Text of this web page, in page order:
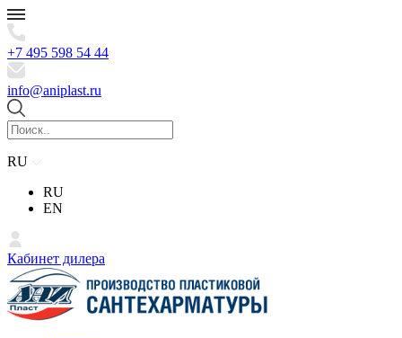
+7 495 598 54 44
info@aniplast.ru
RU
RU
EN
Кабинет дилера